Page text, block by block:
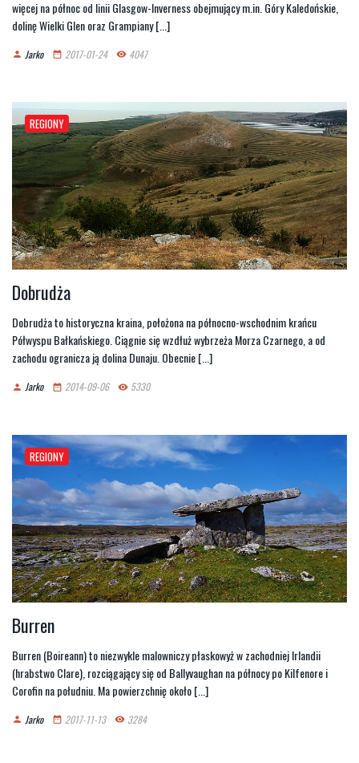
więcej na północ od linii Glasgow-Inverness obejmujący m.in. Góry Kaledońskie,
dolinę Wielki Glen oraz Grampiany [...]
person Jarko date_range 2017-01-24 remove_red_eye 4047
REGIONY
Dobrudża
Dobrudża to historyczna kraina, położona na północno-wschodnim krańcu
Półwyspu Bałkańskiego. Ciągnie się wzdłuż wybrzeża Morza Czarnego, a od
zachodu ogranicza ją dolina Dunaju. Obecnie [...]
person Jarko date_range 2014-09-06 remove_red_eye 5330
REGIONY
Burren
Burren (Boireann) to niezwykle malowniczy płaskowyż w zachodniej Irlandii
(hrabstwo Clare), rozciągający się od Ballyvaughan na północy po Kilfenore i
Corofin na południu. Ma powierzchnię około [...]
person Jarko date_range 2017-11-13 remove_red_eye 3284